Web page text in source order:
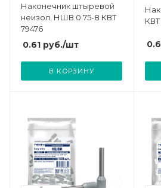
Наконечник штыревой
неизол. НШВ 0.75-8 КВТ
79476
0.61 руб./шт
В КОРЗИНУ
КВТ